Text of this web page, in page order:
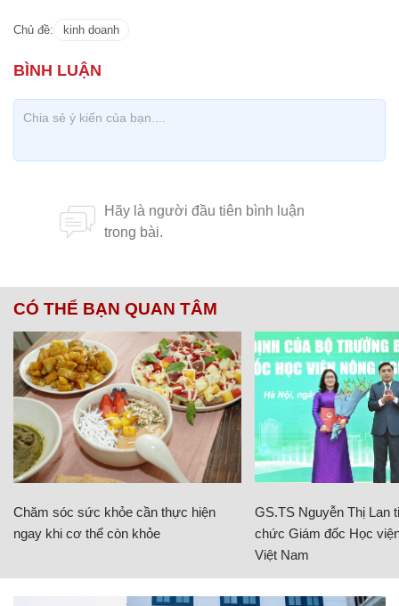
Chủ đề: kinh doanh
CÓ THỂ BẠN QUAN TÂM
Chăm sóc sức khỏe cần thực hiện
ngay khi cơ thể còn khỏe
GS.TS Nguyễn Thị Lan
chức Giám đốc Học
Việt Nam